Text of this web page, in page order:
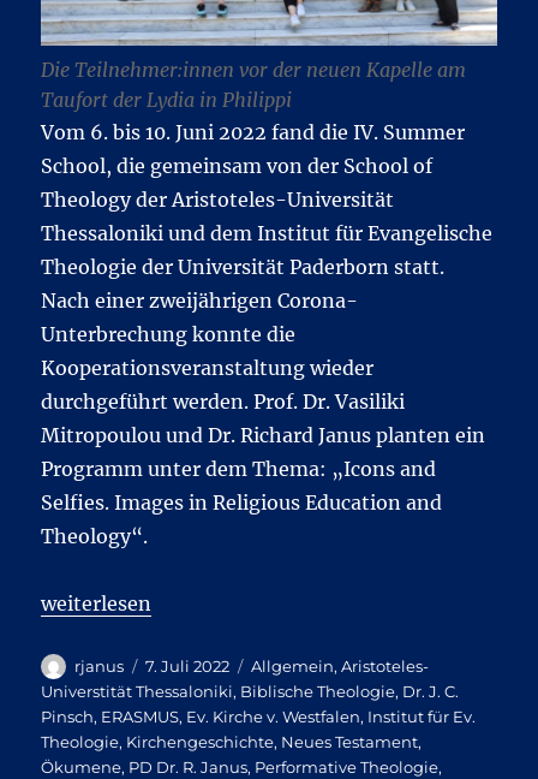
Die Teilnehmer:innen vor der neuen Kapelle am
Taufort der Lydia in Philippi
Vom 6. bis 10. Juni 2022 fand die IV. Summer
School, die gemeinsam von der School of
Theology der Aristoteles-Universität
Thessaloniki und dem Institut für Evangelische
Theologie der Universität Paderborn statt.
Nach einer zweijährigen Corona-
Unterbrechung konnte die
Kooperationsveranstaltung wieder
durchgeführt werden. Prof. Dr. Vasiliki
Mitropoulou und Dr. Richard Janus planten ein
Programm unter dem Thema: „Icons and
Selfies. Images in Religious Education and
Theology“.
„Bilder, Paulus und Zaziki: IV. Konferenz und
weiterlesen
Autor
rjanus
Veröffentlicht
am
7. Juli 2022 Kategorien
Allgemein,Aristoteles-
Universtität Thessaloniki, Biblische Theologie, Dr. J. C.
Pinsch, ERASMUS, Ev. Kirche v. Westfalen, Institut für Ev.
Theologie, Kirchengeschichte, Neues Testament,
Ökumene, PD Dr. R. Janus, Performative Theologie,